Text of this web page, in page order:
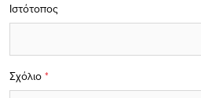
Σχόλιο *
Ιστότοπος